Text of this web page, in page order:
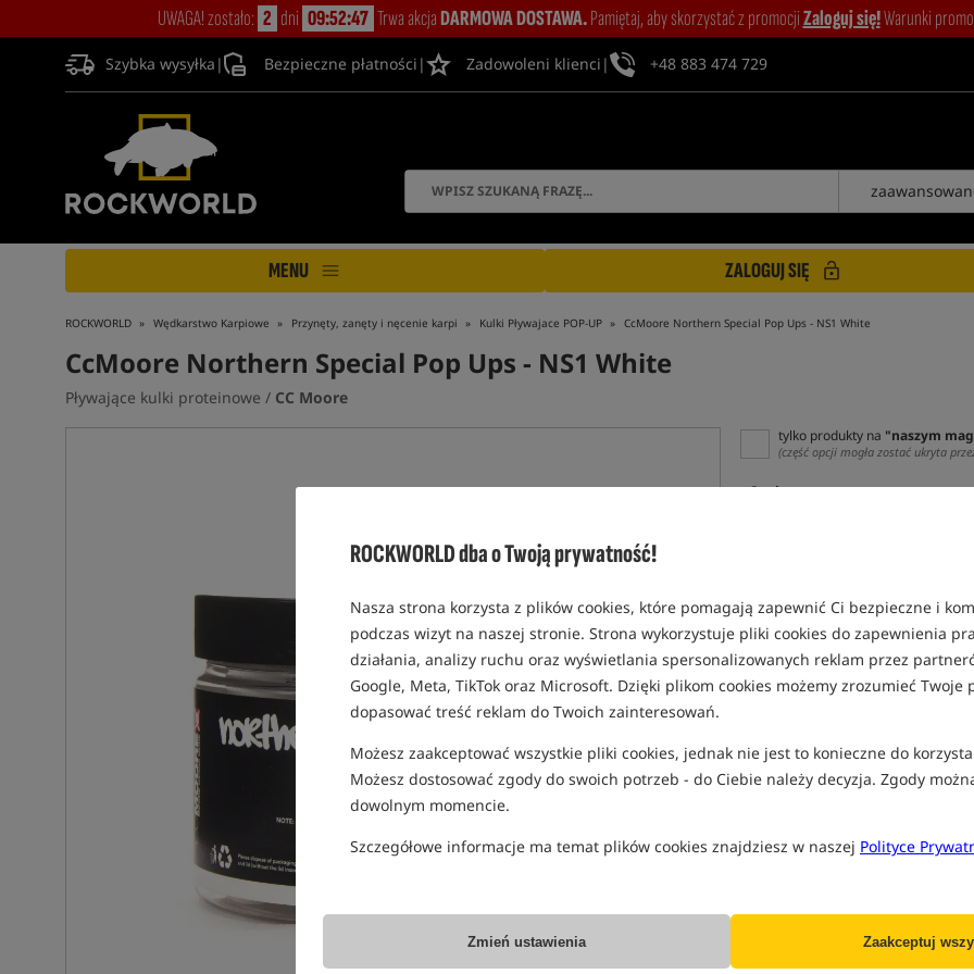
ROCKWORLD dba o Twoją prywatność!
Nasza strona korzysta z plików cookies, które pomagają zapewnić Ci bezpieczne i
podczas wizyt na naszej stronie. Strona wykorzystuje pliki cookies do zapewnienia
działania, analizy ruchu oraz wyświetlania spersonalizowanych reklam przez
Google, Meta, TikTok oraz Microsoft. Dzięki plikom cookies możemy zrozumieć Twoje
dopasować treść reklam do Twoich zainteresowań.
Możesz zaakceptować wszystkie pliki cookies, jednak nie jest to konieczne do
Możesz dostosować zgody do swoich potrzeb - do Ciebie należy decyzja. Zgody
dowolnym momencie.
Szczegółowe informacje ma temat plików cookies znajdziesz w naszej Polityce
Zmień ustawienia Zaakceptuj
UWAGA! zostało: 2 dni 09:52:46 Trwa akcjaDARMOWA DOSTAWA.Pamiętaj, aby skorzystać z promocjiZaloguj się!Warunki
Szybka wysyłka | Bezpieczne płatności | Zadowoleni klienci | +48 883 474 729
MENU ZALOGUJ SIĘ
ROCKWORLD Wędkarstwo Karpiowe Przynęty, zanęty i nęcenie karpi Kulki Pływajace POP-UP CcMoore Northern Special Pop Ups - NS1 White
CcMoore Northern Special Pop Ups - NS1 White
Pływające kulki proteinowe / CC Moore
tylko produkty na "naszym
(część opcji mogła zostać ukryta
Opcja
0,32
SPODZIEWANA WYSYŁKA
rozmiar 14 mm
EAN: 634158436765
EAN: 634158556463